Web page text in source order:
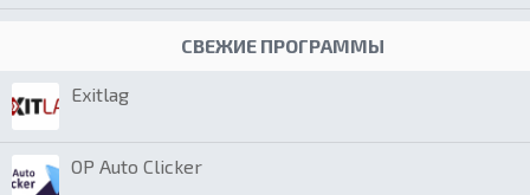
СВЕЖИЕ ПРОГРАММЫ
Exitlag
OP Auto Clicker